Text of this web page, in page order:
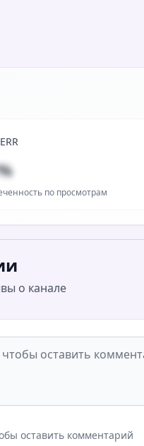
ERR
по просмотрам
о канале
оставить комментарий